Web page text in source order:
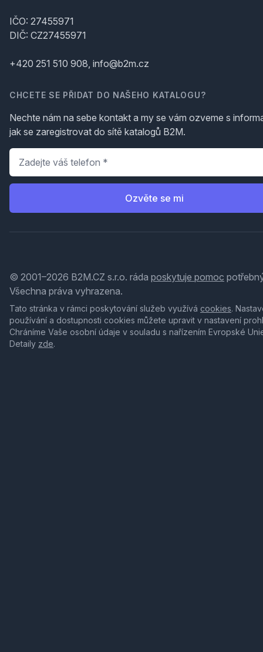
IČO: 27455971
DIČ: CZ27455971
+420 251 510 908, info@b2m.cz
CHCETE SE PŘIDAT DO NAŠEHO KATALOGU?
Nechte nám na sebe kontakt a my se vám ozveme s
jak se zaregistrovat do sítě katalogů B2M.
Telefon
Ozvěte se mi
© 2001–2026 B2M.CZ s.r.o. ráda poskytuje pomoc
Všechna práva vyhrazena.
Tato stránka v rámci poskytování služeb využívá cookies.
používání a dostupnosti cookies můžete upravit v nastavení
Chráníme Vaše osobní údaje v souladu s nařízením Evropské
Detaily zde.